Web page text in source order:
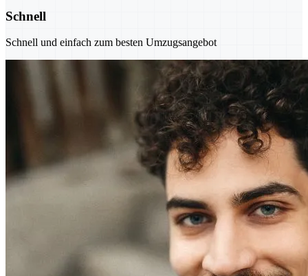
Schnell
Schnell und einfach zum besten Umzugsangebot